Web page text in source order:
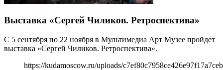
Выставка «Сергей Чиликов. Ретроспектива»
С 5 сентября по 22 ноября в Мультимедиа Арт Музее пройдет
выставка «Сергей Чиликов. Ретроспектива».
https://kudamoscow.ru/uploads/